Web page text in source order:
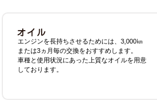
エンジンを長持ちさせるためには、3,000㎞
または3ヵ月毎の交換をおすすめします。
車種と使用状況にあった上質なオイルを用意
しております。